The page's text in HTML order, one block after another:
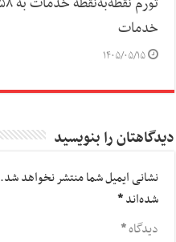
خدمات
۱۴۰۵/۰۵/۱۵
دیدگاهتان را بنویسید
نشانی ایمیل شما منتشر نخواهد شد.
شده‌اند*
دیدگاه*